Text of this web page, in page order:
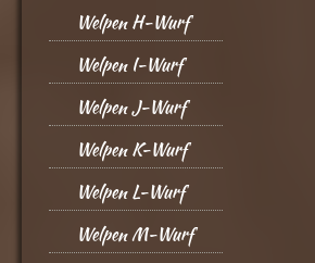
Welpen H-Wurf
Welpen I-Wurf
Welpen J-Wurf
Welpen K-Wurf
Welpen L-Wurf
Welpen M-Wurf